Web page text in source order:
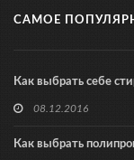
САМОЕ
Как выбрать себе
08.12.2016
Как выбрать